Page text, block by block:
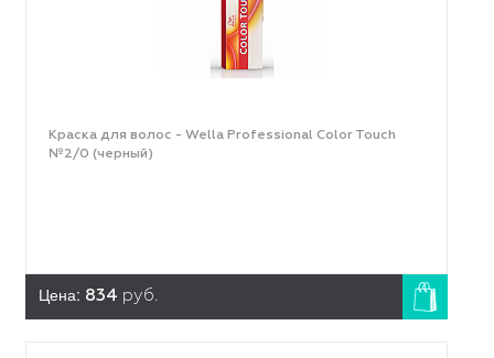
Краска для волос - Wella Professional Color Touch
№2/0 (черный)
Цена: 834 руб.